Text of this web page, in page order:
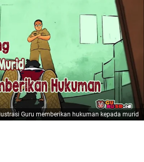
Ilustrasi Guru memberikan hukuman kepada murid